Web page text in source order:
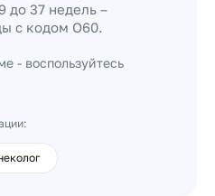
до 37 недель –
с кодом О60.
- воспользуйтесь